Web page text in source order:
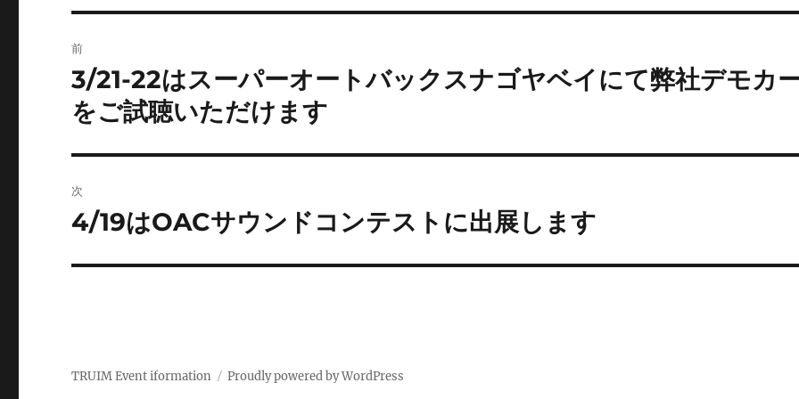
稿
ナ
ゲ
ー
前
前
の
投
稿:
3/21-22はスーパーオートバックスナゴヤベイにて弊社デモカ
をご試聴いただけます
次
次
投
4/19はOACサウンドコンテストに出展します
TRUIM Event iformation Proudly powered by WordPress